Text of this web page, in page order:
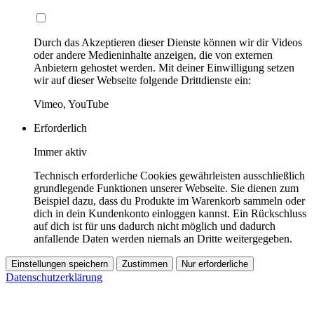
Durch das Akzeptieren dieser Dienste können wir dir Videos
oder andere Medieninhalte anzeigen, die von externen
Anbietern gehostet werden. Mit deiner Einwilligung setzen
wir auf dieser Webseite folgende Drittdienste ein:
Vimeo, YouTube
Erforderlich
Immer aktiv
Technisch erforderliche Cookies gewährleisten ausschließlich
grundlegende Funktionen unserer Webseite. Sie dienen zum
Beispiel dazu, dass du Produkte im Warenkorb sammeln oder
dich in dein Kundenkonto einloggen kannst. Ein Rückschluss
auf dich ist für uns dadurch nicht möglich und dadurch
anfallende Daten werden niemals an Dritte weitergegeben.
Einstellungen speichern Zustimmen Nur erforderliche
Datenschutzerklärung